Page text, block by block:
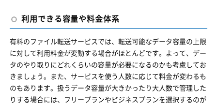
利用できる容量や料金体系
有料のファイル転送サービスでは、転送可能なデータ容量の上限
に対して利用料金が変動する場合がほとんどです。よって、デー
タのやり取りにどれくらいの容量が必要になるのかも考慮してお
きましょう。また、サービスを使う人数に応じて料金が変わるも
のもあります。扱うデータ容量が大きかったり大人数で管理した
りする場合には、フリープランやビジネスプランを選択するのが